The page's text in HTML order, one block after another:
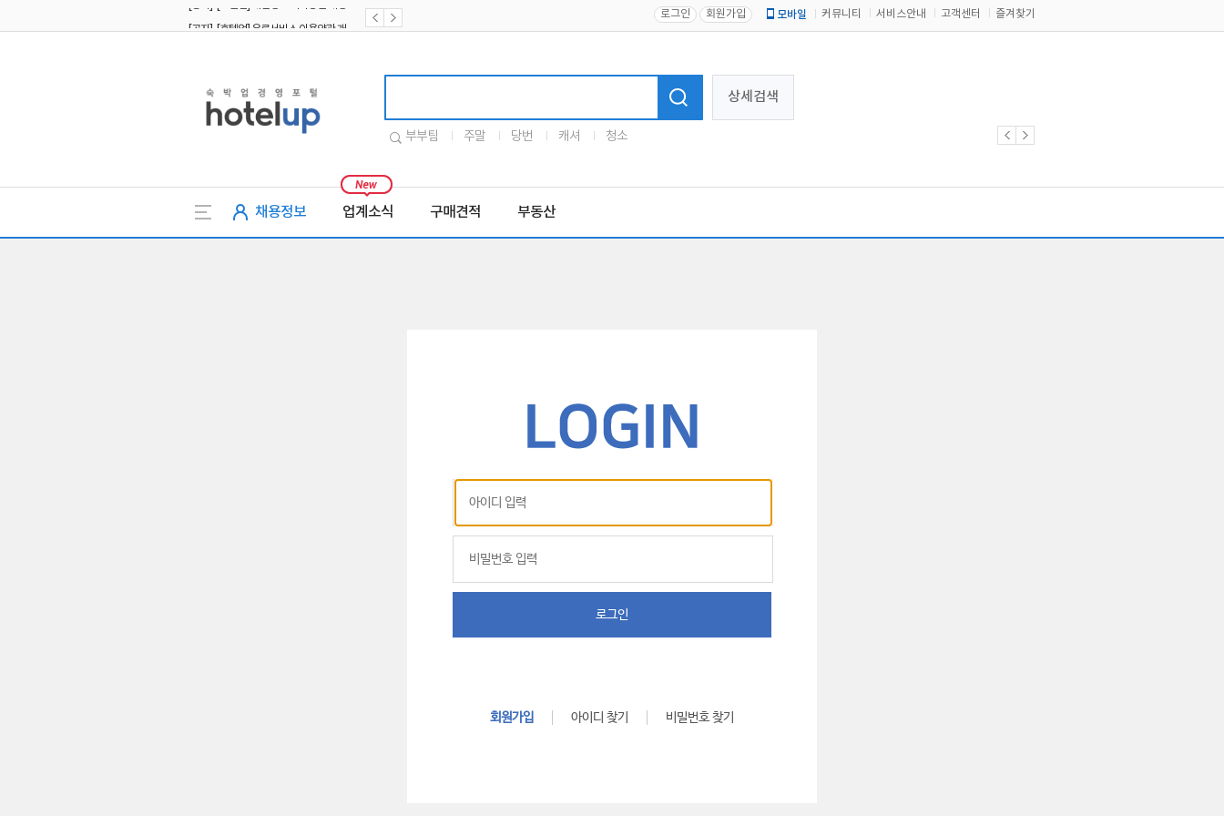
로그인 회원가입 모바일 커뮤니티 서비스안내 고객센터 즐겨찾기
상세검색
부부팀 주말 당번 캐셔 청소
채용정보 업계소식 구매견적 부동산
로그인
회원가입 아이디 찾기 비밀번호 찾기